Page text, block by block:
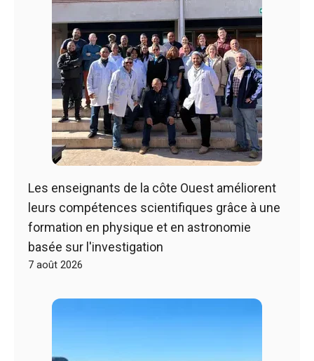
Les enseignants de la côte Ouest améliorent
leurs compétences scientifiques grâce à une
formation en physique et en astronomie
basée sur l'investigation
7 août 2026